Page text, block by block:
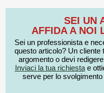
SEI UN
AFFIDA A NOI
Sei un professionista e
questo articolo? Un cliente
argomento o devi
Inviaci la tua richiestae
serve per lo